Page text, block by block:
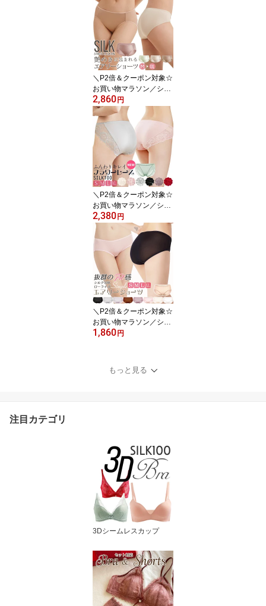
レディース ローライズ
セクシー サイドストリン
グ ビキニショーツ シル
クショーツ パンツ パン
ティー 8カラー S/M/L/XL
送料無料 ctsho main
＼P2倍＆クーポン対象☆
お買い物マラソン／シル
ク ショーツ シルク100%
サテン スムース スタン
ダード 中腰 シンプル フ
ルバック シルクショーツ
パンツ パンティーハクモ
クレン/ティーグリーン/
シャンパン/ローズダスト
M/L/XL/XXL 送料無料 cts
ho kinu15
2,860円
＼P2倍＆クーポン対象☆
お買い物マラソン／シル
ク ショーツ シルク100%
レディース レース 極細
糸 フラワーレース スタ
ンダード シルクインナー
シルク ショーツ アイボ
リー/ピンク/レッド/モー
ブパープル/グレー/ブラ
ック S/M/L/XL ctsho mai
n
2,380円
＼P2倍＆クーポン対象☆
お買い物マラソン／シル
ク ショーツ シルク100%
クショーツ パンツ お腹
にやさしい かわいい パ
1,860円
もっと見る
注目カテゴリ
3Dシームレスカップ